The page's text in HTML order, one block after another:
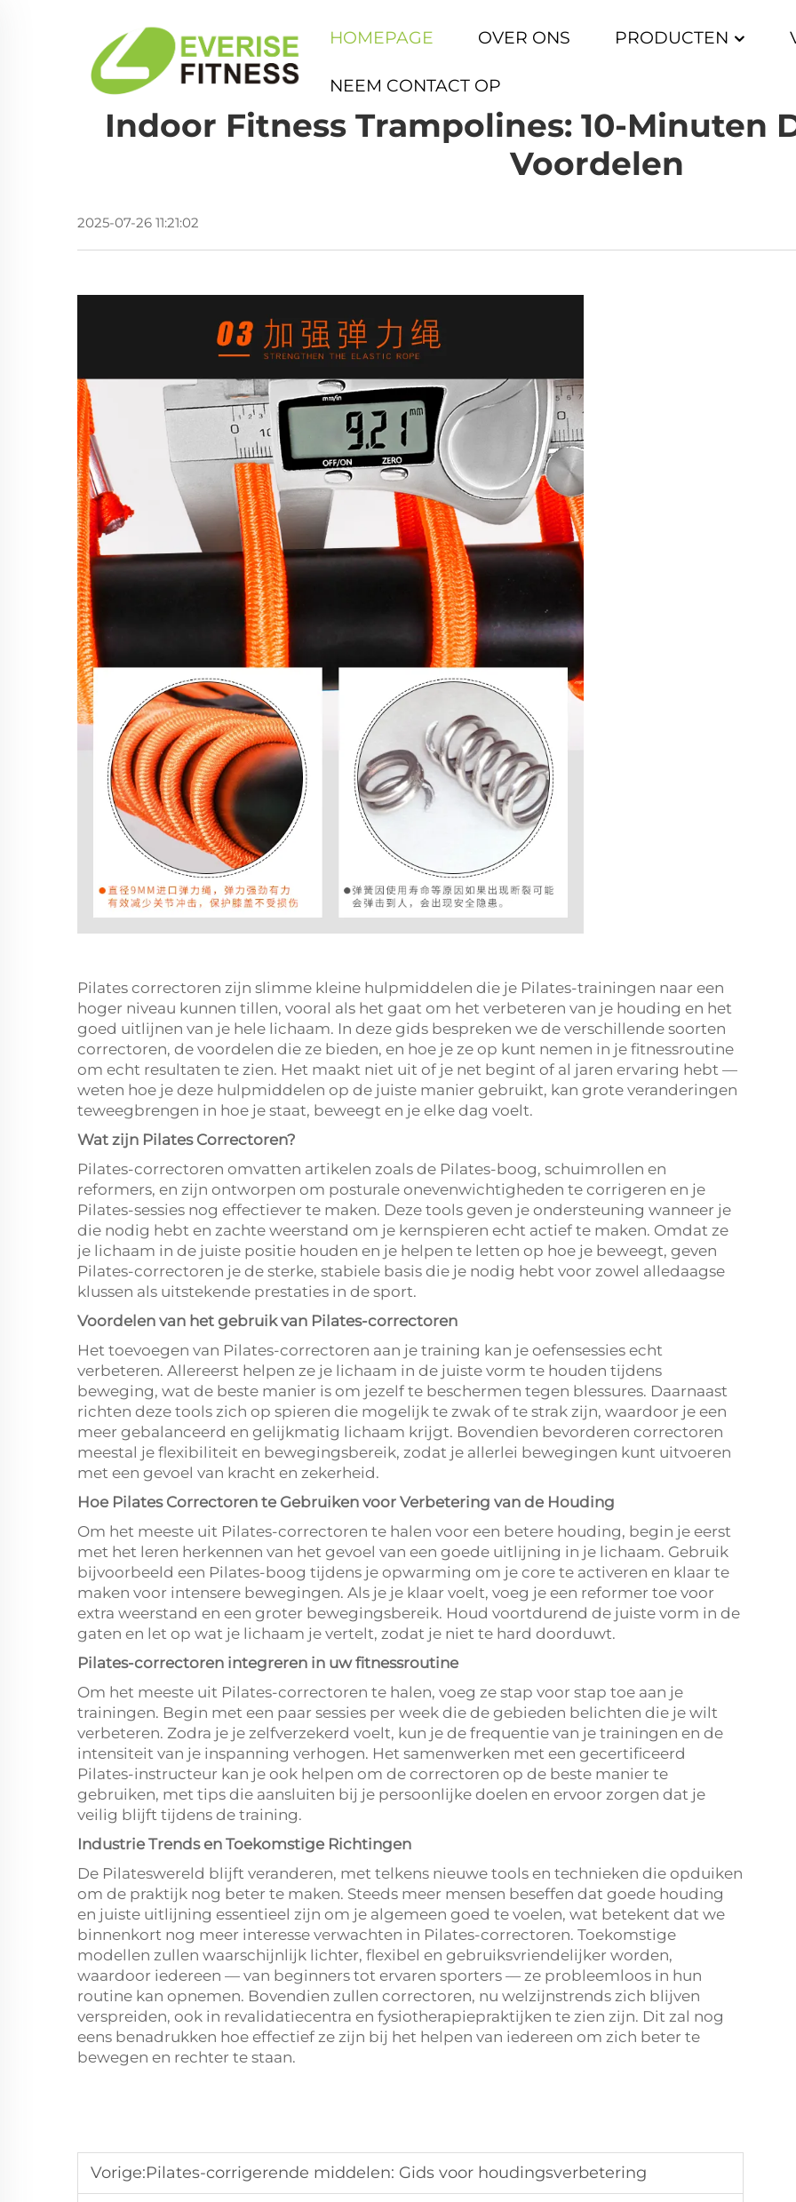
HOMEPAGE OVER ONS PRODUCTEN
NEEM CONTACT OP
Indoor Fitness Trampolines: 10-Minuten
Voordelen
2025-07-26 11:21:02
Pilates correctoren zijn slimme kleine hulpmiddelen die je Pilates-trainingen naar een
hoger niveau kunnen tillen, vooral als het gaat om het verbeteren van je houding en het
goed uitlijnen van je hele lichaam. In deze gids bespreken we de verschillende soorten
correctoren, de voordelen die ze bieden, en hoe je ze op kunt nemen in je fitnessroutine
om echt resultaten te zien. Het maakt niet uit of je net begint of al jaren ervaring hebt —
weten hoe je deze hulpmiddelen op de juiste manier gebruikt, kan grote veranderingen
teweegbrengen in hoe je staat, beweegt en je elke dag voelt.
Wat zijn Pilates Correctoren?
Pilates-correctoren omvatten artikelen zoals de Pilates-boog, schuimrollen en
reformers, en zijn ontworpen om posturale onevenwichtigheden te corrigeren en je
Pilates-sessies nog effectiever te maken. Deze tools geven je ondersteuning wanneer je
die nodig hebt en zachte weerstand om je kernspieren echt actief te maken. Omdat ze
je lichaam in de juiste positie houden en je helpen te letten op hoe je beweegt, geven
Pilates-correctoren je de sterke, stabiele basis die je nodig hebt voor zowel alledaagse
klussen als uitstekende prestaties in de sport.
Voordelen van het gebruik van Pilates-correctoren
Het toevoegen van Pilates-correctoren aan je training kan je oefensessies echt
verbeteren. Allereerst helpen ze je lichaam in de juiste vorm te houden tijdens
beweging, wat de beste manier is om jezelf te beschermen tegen blessures. Daarnaast
richten deze tools zich op spieren die mogelijk te zwak of te strak zijn, waardoor je een
meer gebalanceerd en gelijkmatig lichaam krijgt. Bovendien bevorderen correctoren
meestal je flexibiliteit en bewegingsbereik, zodat je allerlei bewegingen kunt uitvoeren
met een gevoel van kracht en zekerheid.
Hoe Pilates Correctoren te Gebruiken voor Verbetering van de Houding
Om het meeste uit Pilates-correctoren te halen voor een betere houding, begin je eerst
met het leren herkennen van het gevoel van een goede uitlijning in je lichaam. Gebruik
bijvoorbeeld een Pilates-boog tijdens je opwarming om je core te activeren en klaar te
maken voor intensere bewegingen. Als je je klaar voelt, voeg je een reformer toe voor
extra weerstand en een groter bewegingsbereik. Houd voortdurend de juiste vorm in de
gaten en let op wat je lichaam je vertelt, zodat je niet te hard doorduwt.
Pilates-correctoren integreren in uw fitnessroutine
Om het meeste uit Pilates-correctoren te halen, voeg ze stap voor stap toe aan je
trainingen. Begin met een paar sessies per week die de gebieden belichten die je wilt
verbeteren. Zodra je je zelfverzekerd voelt, kun je de frequentie van je trainingen en de
intensiteit van je inspanning verhogen. Het samenwerken met een gecertificeerd
Pilates-instructeur kan je ook helpen om de correctoren op de beste manier te
gebruiken, met tips die aansluiten bij je persoonlijke doelen en ervoor zorgen dat je
veilig blijft tijdens de training.
Industrie Trends en Toekomstige Richtingen
De Pilateswereld blijft veranderen, met telkens nieuwe tools en technieken die opduiken
om de praktijk nog beter te maken. Steeds meer mensen beseffen dat goede houding
en juiste uitlijning essentieel zijn om je algemeen goed te voelen, wat betekent dat we
binnenkort nog meer interesse verwachten in Pilates-correctoren. Toekomstige
modellen zullen waarschijnlijk lichter, flexibel en gebruiksvriendelijker worden,
waardoor iedereen — van beginners tot ervaren sporters — ze probleemloos in hun
routine kan opnemen. Bovendien zullen correctoren, nu welzijnstrends zich blijven
verspreiden, ook in revalidatiecentra en fysiotherapiepraktijken te zien zijn. Dit zal nog
eens benadrukken hoe effectief ze zijn bij het helpen van iedereen om zich beter te
bewegen en rechter te staan.
Vorige:Pilates-corrigerende middelen: Gids voor houdingsverbetering